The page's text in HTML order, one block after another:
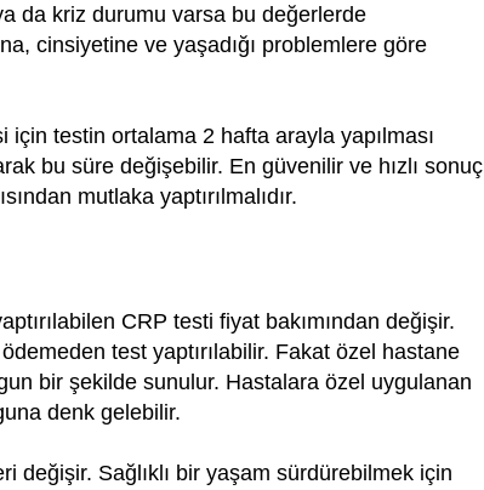
da kriz durumu varsa bu değerlerde
cinsiyetine ve yaşadığı problemlere göre
için testin ortalama 2 hafta arayla yapılması
bu süre değişebilir. En güvenilir ve hızlı sonuç
mutlaka yaptırılmalıdır.
CRP testi fiyat bakımından değişir.
test yaptırılabilir. Fakat özel hastane
bir şekilde sunulur. Hastalara özel uygulanan
denk gelebilir.
değişir. Sağlıklı bir yaşam sürdürebilmek için